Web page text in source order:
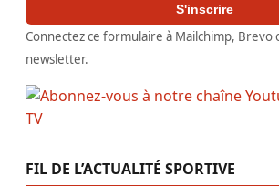
S'inscrire
Connectez ce formulaire à Mailchimp,
newsletter.
FIL DE L’ACTUALITÉ SPORTIVE